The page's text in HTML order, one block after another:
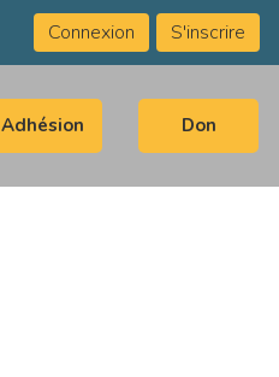
Connexion S'inscrire
Adhésion Don